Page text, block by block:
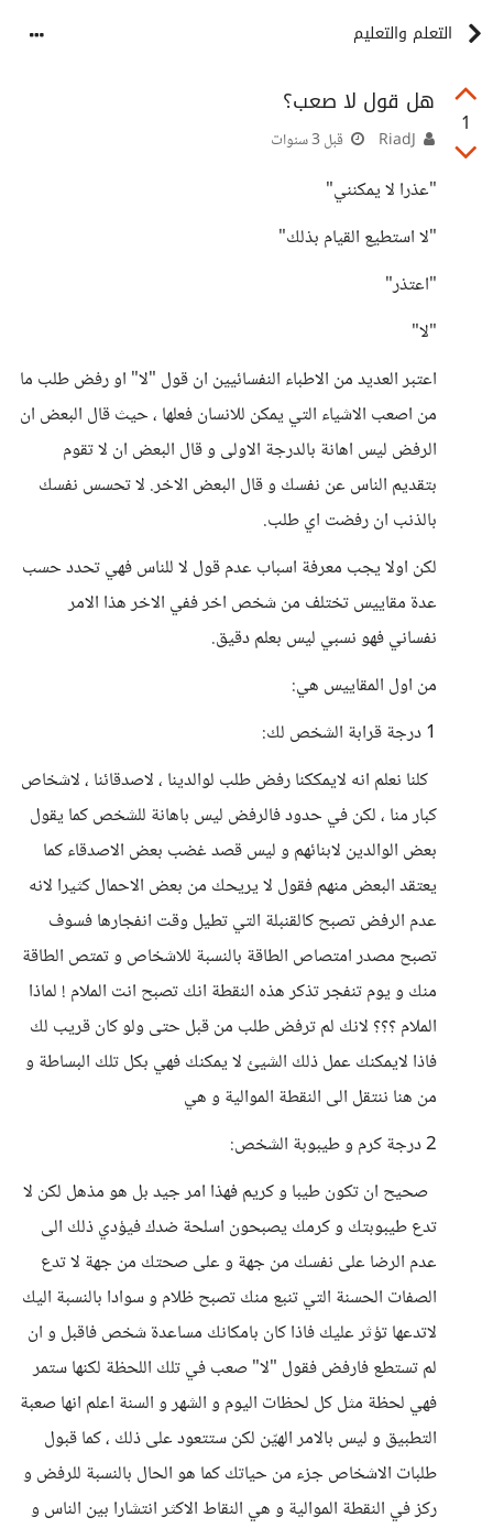
التعلم والتعليم
1
هل قول لا صعب؟
قبل 3 سنوات
"عذرا لا يمكنني"
"لا استطيع القيام بذلك"
"اعتذر"
"لا"
اعتبر العديد من الاطباء النفسائيين ان قول "لا" او رفض طلب ما
من اصعب الاشياء التي يمكن للانسان فعلها ، حيث قال البعض ان
الرفض ليس اهانة بالدرجة الاولى و قال البعض ان لا تقوم
بتقديم الناس عن نفسك و قال البعض الاخر. لا تحسس نفسك
بالذنب ان رفضت اي طلب.
لكن اولا يجب معرفة اسباب عدم قول لا للناس فهي تحدد حسب
عدة مقاييس تختلف من شخص اخر ففي الاخر هذا الامر
نفساني فهو نسبي ليس بعلم دقيق.
من اول المقاييس هي:
1 درجة قرابة الشخص لك:
كلنا نعلم انه لايمككنا رفض طلب لوالدينا ، لاصدقائنا ، لاشخاص
كبار منا ، لكن في حدود فالرفض ليس باهانة للشخص كما يقول
بعض الوالدين لابنائهم و ليس قصد غضب بعض الاصدقاء كما
يعتقد البعض منهم فقول لا يريحك من بعض الاحمال كثيرا لانه
عدم الرفض تصبح كالقنبلة التي تطيل وقت انفجارها فسوف
تصبح مصدر امتصاص الطاقة بالنسبة للاشخاص و تمتص الطاقة
منك و يوم تنفجر تذكر هذه النقطة انك تصبح انت الملام ! لماذا
الملام ؟؟؟ لانك لم ترفض طلب من قبل حتى ولو كان قريب لك
فاذا لايمكنك عمل ذلك الشيئ لا يمكنك فهي بكل تلك البساطة و
من هنا ننتقل الى النقطة الموالية و هي
2 درجة كرم و طيبوبة الشخص:
صحيح ان تكون طيبا و كريم فهذا امر جيد بل هو مذهل لكن لا
تدع طيبوبتك و كرمك يصبحون اسلحة ضدك فيؤدي ذلك الى
عدم الرضا على نفسك من جهة و على صحتك من جهة لا تدع
الصفات الحسنة التي تنبع منك تصبح ظلام و سوادا بالنسبة اليك
لاتدعها تؤثر عليك فاذا كان بامكانك مساعدة شخص فاقبل و ان
لم تستطع فارفض فقول "لا" صعب في تلك اللحظة لكنها ستمر
فهي لحظة مثل كل لحظات اليوم و الشهر و السنة اعلم انها صعبة
التطبيق و ليس بالامر الهيّن لكن ستتعود على ذلك ، كما قبول
طلبات الاشخاص جزء من حياتك كما هو الحال بالنسبة للرفض و
ركز في النقطة الموالية و هي النقاط الاكثر انتشارا بين الناس و